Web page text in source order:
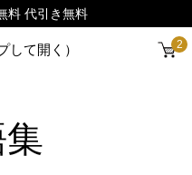
して開く） 2